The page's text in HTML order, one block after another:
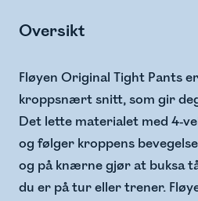
Oversikt
Fløyen Original Tight Pants
kroppsnært snitt, som gir
Det lette materialet med 4-
og følger kroppens
og på knærne gjør at buksa
du er på tur eller trener.